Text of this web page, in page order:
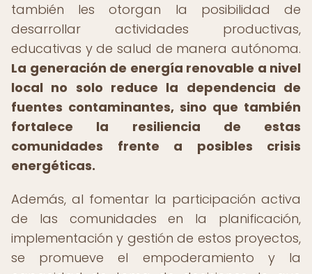
también les otorgan la posibilidad de
desarrollar actividades productivas,
educativas y de salud de manera autónoma.
La generación de energía renovable a nivel
local no solo reduce la dependencia de
fuentes contaminantes, sino que también
fortalece la resiliencia de estas
comunidades frente a posibles crisis
energéticas.
Además, al fomentar la participación activa
de las comunidades en la planificación,
implementación y gestión de estos proyectos,
se promueve el empoderamiento y la